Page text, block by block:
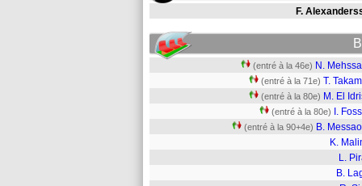
F.
(entré à la 46e) N.
(entré à la 71e) T.
(entré à la 80e) M. El
(entré à la 80e) I.
(entré à la 90+4e) B.
K.
L.
B.